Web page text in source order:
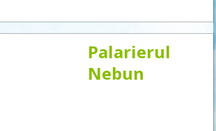
Palarierul
Nebun